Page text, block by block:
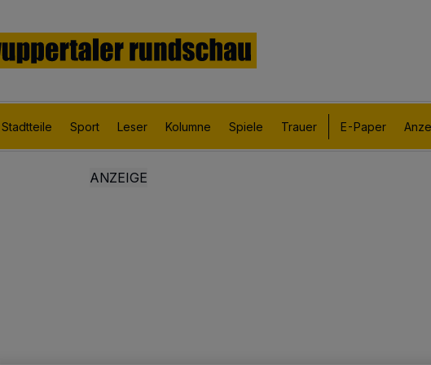
Stadtteile Sport Leser Kolumne Spiele Trauer E-Paper